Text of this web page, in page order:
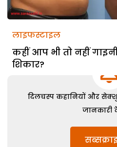
लाइफस्टाइल
कहीं आप भी तो नहीं
शिकार?
दिलचस्प कहानियों और
जानकारी